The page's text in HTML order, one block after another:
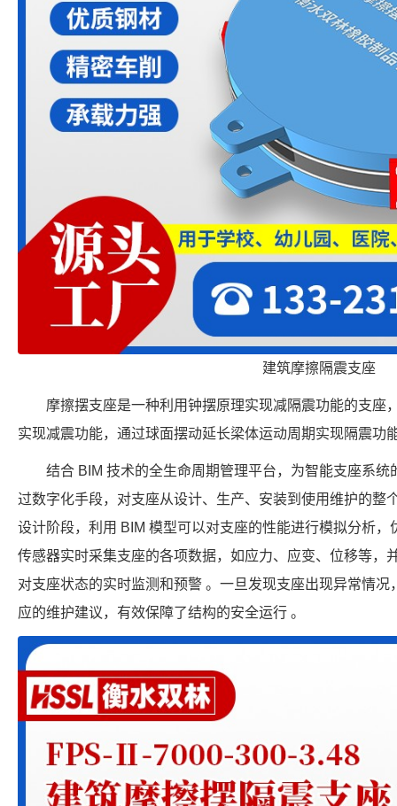
建筑摩擦隔震支座
摩擦摆支座是一种利用钟摆原理实现减隔震功能的支座
实现减震功能，通过球面摆动延长梁体运动周期实现隔震功
结合 BIM 技术的全生命周期管理平台，为智能支座系
过数字化手段，对支座从设计、生产、安装到使用维护的整
设计阶段，利用 BIM 模型可以对支座的性能进行模拟分析
传感器实时采集支座的各项数据，如应力、应变、位移等，
对支座状态的实时监测和预警 。一旦发现支座出现异常情
应的维护建议，有效保障了结构的安全运行 。